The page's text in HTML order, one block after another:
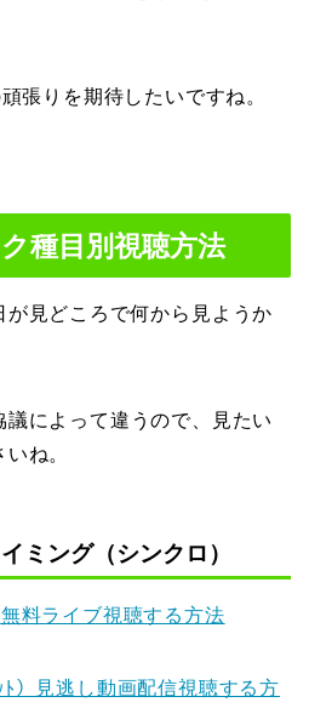
張りを期待したいですね。
種目別視聴方法
見どころで何から見ようか
によって違うので、見たい
ね。
ミング（シンクロ）
料ライブ視聴する方法
ﾄ）見逃し動画配信視聴する方